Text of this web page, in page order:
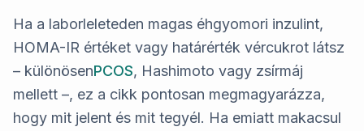
Ha a laborleleteden magas éhgyomori inzulint,
HOMA-IR értéket vagy határérték vércukrot látsz
– különösenPCOS, Hashimoto vagy zsírmáj
mellett –, ez a cikk pontosan megmagyarázza,
hogy mit jelent és mit tegyél. Ha emiatt makacsul